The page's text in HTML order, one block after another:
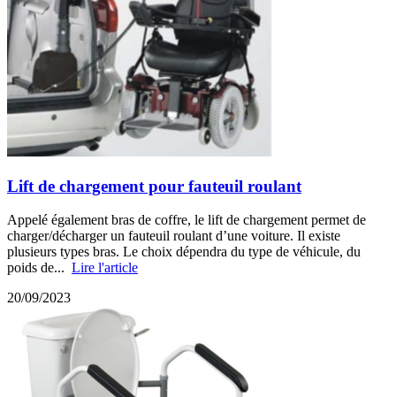
Lift de chargement pour fauteuil roulant
Appelé également bras de coffre, le lift de chargement permet de
charger/décharger un fauteuil roulant d’une voiture. Il existe
plusieurs types bras. Le choix dépendra du type de véhicule, du
poids de... Lire l'article
20/09/2023